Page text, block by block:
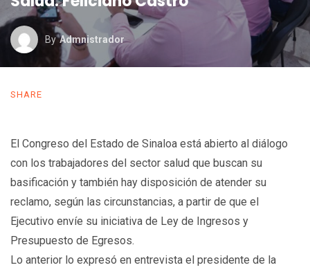
By Admnistrador
SHARE
El Congreso del Estado de Sinaloa está abierto al diálogo
con los trabajadores del sector salud que buscan su
basificación y también hay disposición de atender su
reclamo, según las circunstancias, a partir de que el
Ejecutivo envíe su iniciativa de Ley de Ingresos y
Presupuesto de Egresos.
Lo anterior lo expresó en entrevista el presidente de la